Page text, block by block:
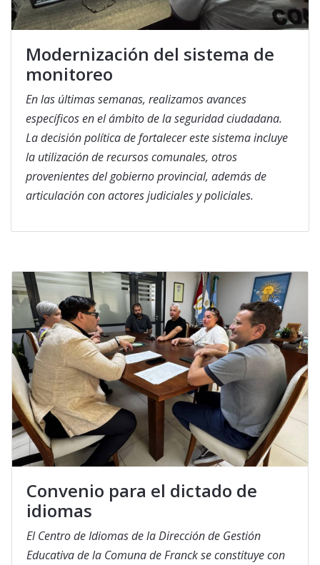
Modernización del sistema de
monitoreo
En las últimas semanas, realizamos avances
específicos en el ámbito de la seguridad ciudadana.
La decisión política de fortalecer este sistema incluye
la utilización de recursos comunales, otros
provenientes del gobierno provincial, además de
articulación con actores judiciales y policiales.
Convenio para el dictado de
idiomas
El Centro de Idiomas de la Dirección de Gestión
Educativa de la Comuna de Franck se constituye con